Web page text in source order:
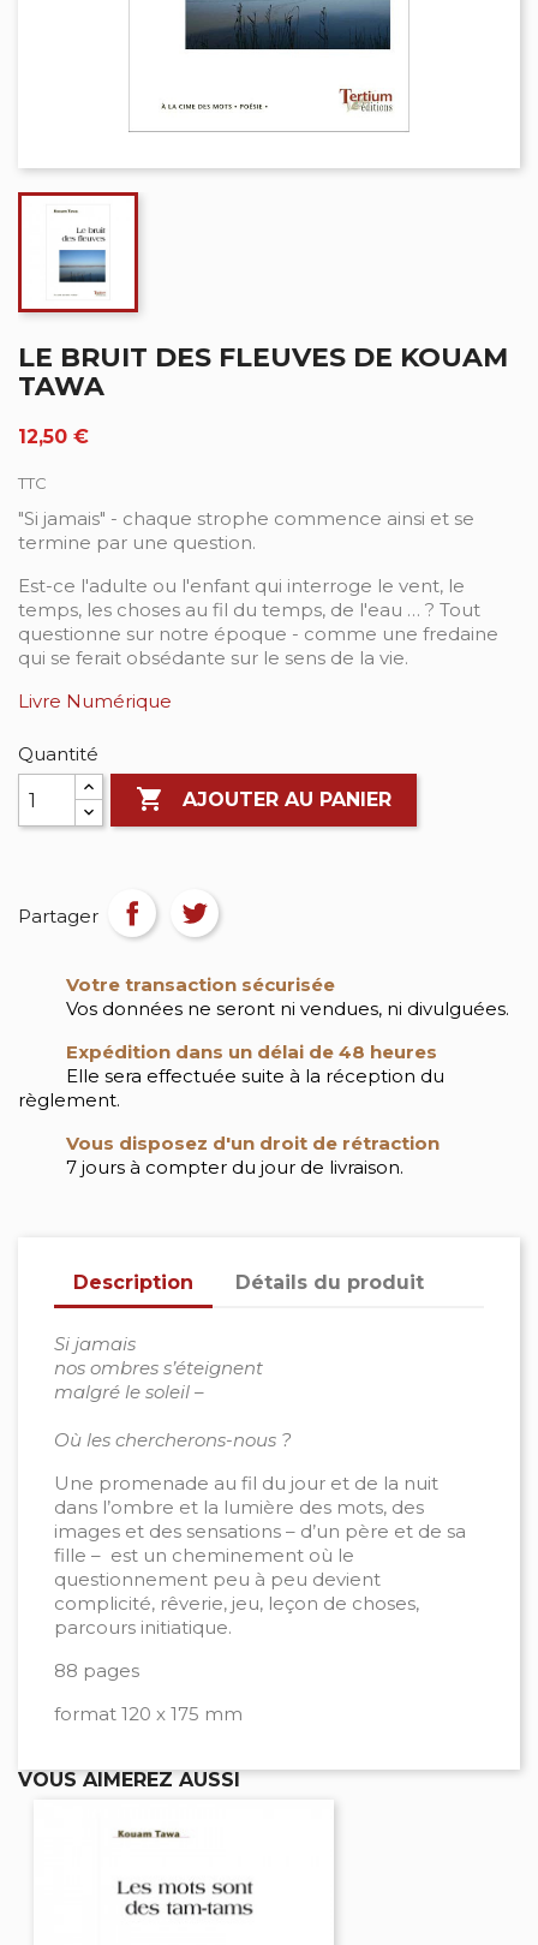
LE BRUIT DES FLEUVES DE KOUAM
TAWA
12,50 €
TTC
"Si jamais" - chaque strophe commence ainsi et se
termine par une question.
Est-ce l'adulte ou l'enfant qui interroge le vent, le
temps, les choses au fil du temps, de l'eau … ? Tout
questionne sur notre époque - comme une fredaine
qui se ferait obsédante sur le sens de la vie.
Livre Numérique
Quantité
 AJOUTER AU PANIER
Partager
Votre transaction sécurisée
Vos données ne seront ni vendues, ni divulguées.
Expédition dans un délai de 48 heures
Elle sera effectuée suite à la réception du
règlement.
Vous disposez d'un droit de rétraction
7 jours à compter du jour de livraison.
Description Détails du produit
Si jamais
nos ombres s’éteignent
malgré le soleil –
Où les chercherons-nous ?
Une promenade au fil du jour et de la nuit
dans l’ombre et la lumière des mots, des
images et des sensations – d’un père et de sa
fille – est un cheminement où le
questionnement peu à peu devient
complicité, rêverie, jeu, leçon de choses,
parcours initiatique.
88 pages
format 120 x 175 mm
VOUS AIMEREZ AUSSI